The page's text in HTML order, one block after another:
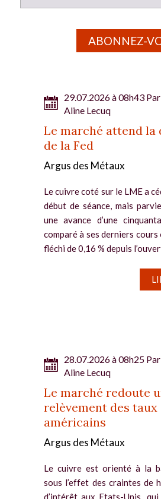
ABONNEZ-
29.07.2026 à 08h43 Par
Aline Lecuq
Le marché attend la
de la Fed
Argus des Métaux
Le cuivre coté sur le LME a
début de séance, mais
une avance d’une
comparé à ses derniers
fléchi de 0,16 % depuis
28.07.2026 à 08h25 Par
Aline Lecuq
Le marché redoute
relèvement des taux
américains
Argus des Métaux
Le cuivre est orienté à la
sous l’effet des craintes de
d’intérêt aux Etats-Unis,